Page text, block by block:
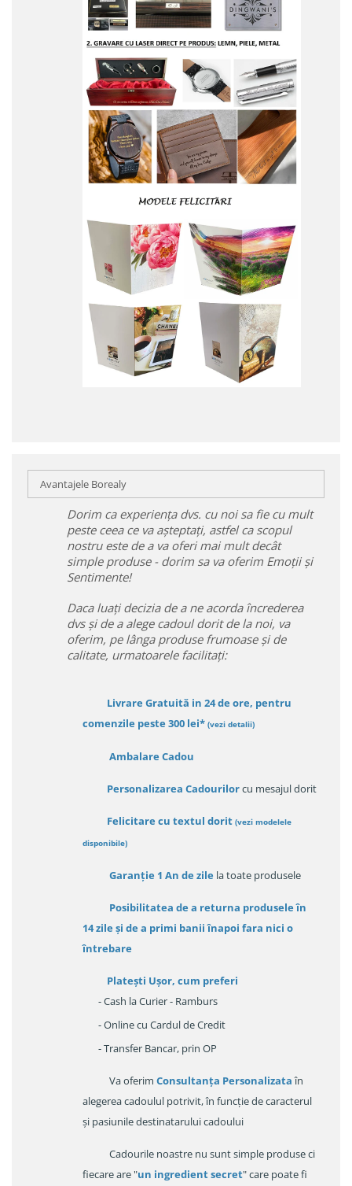
Avantajele Borealy
Dorim ca experiența dvs. cu noi sa fie cu mult
peste ceea ce va așteptați, astfel ca scopul
nostru este de a va oferi mai mult decât
simple produse - dorim sa va oferim Emoții și
Sentimente!
Daca luați decizia de a ne acorda încrederea
dvs și de a alege cadoul dorit de la noi, va
oferim, pe lânga produse frumoase și de
calitate, urmatoarele facilitați:
Livrare Gratuită in 24 de ore, pentru
comenzile peste 300 lei* (vezi detalii)
Ambalare Cadou
Personalizarea Cadourilorcu mesajul dorit
Felicitare cu textul dorit (vezi modelele
disponibile)
Garanție 1 An de zile la toate produsele
Posibilitatea de a returna produsele în
14 zileși de a primi banii înapoi fara nici o
întrebare
Platești Ușor, cum preferi
- Cash la Curier - Ramburs
- Online cu Cardul de Credit
- Transfer Bancar, prin OP
Va oferim Consultanța Personalizataîn
alegerea cadoulul potrivit, în funcție de caracterul
și pasiunile destinatarului cadoului
Cadourile noastre nu sunt simple produse ci
fiecare are "un ingredient secret" care poate fi